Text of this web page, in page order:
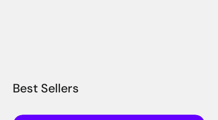
Best Sellers